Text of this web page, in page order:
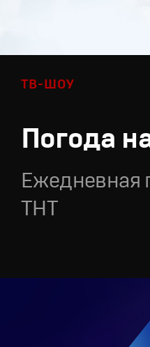
ТВ-ШОУ
Погода
Ежедневная
ТНТ